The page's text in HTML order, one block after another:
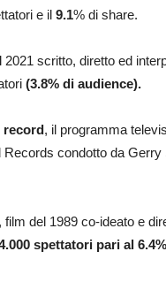
e il 9.1% di share.
2021 scritto, diretto ed
(3.8% di audience).
record, il programma
condotto da Gerry
, film del 1989 co-ideato e
spettatori pari al